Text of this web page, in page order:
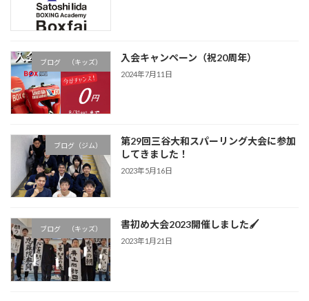
ブログ （キッズ） 入会キャンペーン（祝20周年）
2024年7月11日
ブログ（ジム）
第29回三谷大和スパーリング大会に参加
してきました！
2023年5月16日
ブログ （キッズ） 書初め大会2023開催しました🖌
2023年1月21日